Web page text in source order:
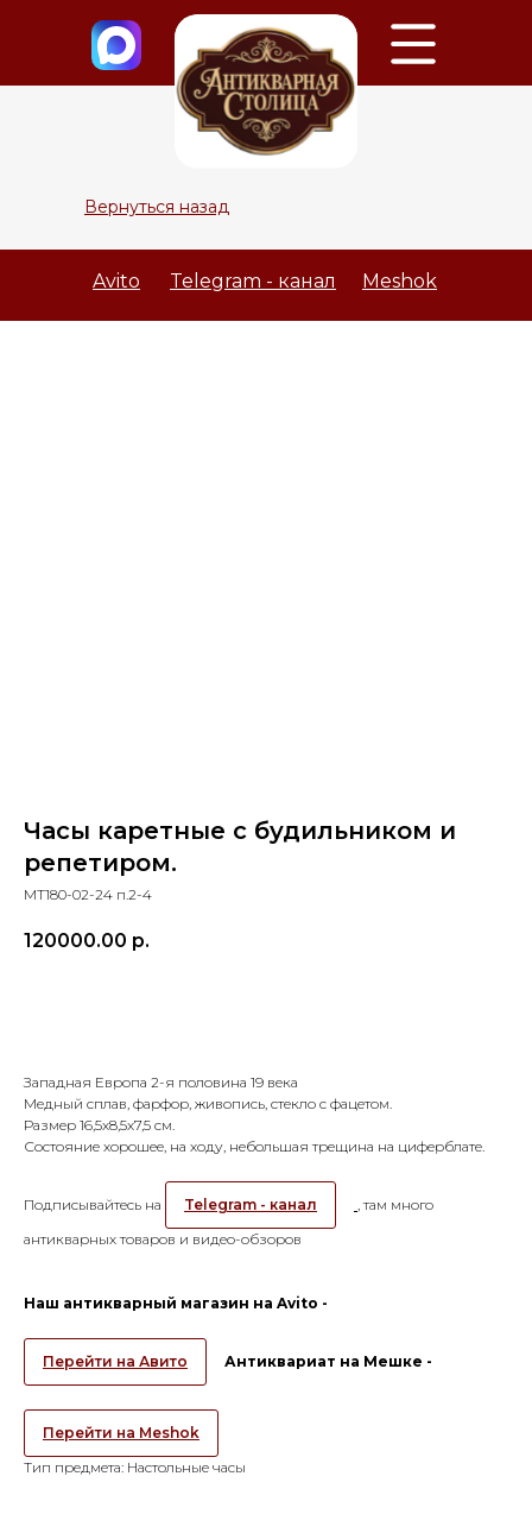
Вернуться назад
Meshok
Avito Telegram - канал
Часы каретные с будильником и
репетиром.
МТ180-02-24 п.2-4
120000.00 р.
Западная Европа 2-я половина 19 века
Медный сплав, фарфор, живопись, стекло с фацетом.
Размер 16,5х8,5х7,5 см.
Состояние хорошее, на ходу, небольшая трещина на циферблате.
Подписывайтесь на Telegram - канал
, там много
антикварных товаров и видео-обзоров
Наш антикварный магазин на Avito -
Перейти на Авито Антиквариат на Мешке -
Перейти на Meshok
Тип предмета: Настольные часы